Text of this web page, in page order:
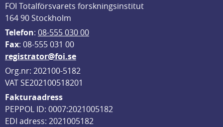
FOI Totalförsvarets forskningsinstitut
164 90 Stockholm
Telefon: 08-555 030 00
Fax: 08-555 031 00
registrator@foi.se
Org.nr: 202100-5182
VAT SE202100518201
Fakturaadress
PEPPOL ID: 0007:2021005182
EDI adress: 2021005182